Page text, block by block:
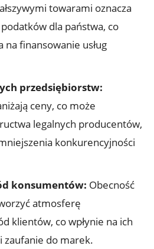
⁤towarami oznacza
dla państwa, co
na finansowanie usług
przedsiębiorstw:
ceny, co może
⁣legalnych ⁣producentów,
konkurencyjności
konsumentów: Obecność
atmosferę
klientów, co wpłynie na ich
zaufanie do​ marek.